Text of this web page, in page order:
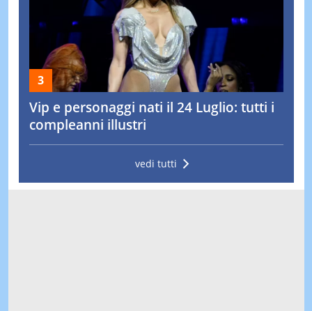
Vip e personaggi nati il 24 Luglio: tutti i
compleanni illustri
vedi tutti